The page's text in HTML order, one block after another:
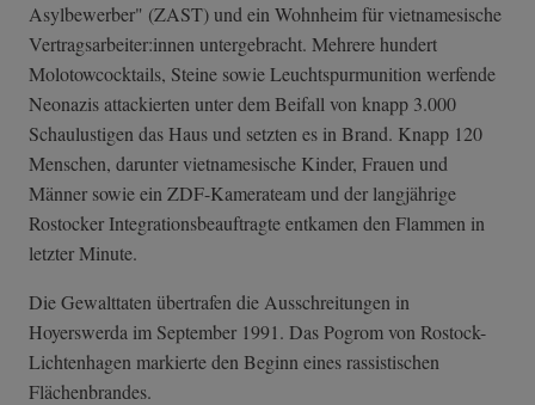
Asylbewerber" (ZAST) und ein Wohnheim für vietnamesische
Vertragsarbeiter:innen untergebracht. Mehrere hundert
Molotowcocktails, Steine sowie Leuchtspurmunition werfende
Neonazis attackierten unter dem Beifall von knapp 3.000
Schaulustigen das Haus und setzten es in Brand. Knapp 120
Menschen, darunter vietnamesische Kinder, Frauen und
Männer sowie ein ZDF-Kamerateam und der langjährige
Rostocker Integrationsbeauftragte entkamen den Flammen in
letzter Minute.
Die Gewalttaten übertrafen die Ausschreitungen in
Hoyerswerda im September 1991. Das Pogrom von Rostock-
Lichtenhagen markierte den Beginn eines rassistischen
Flächenbrandes.